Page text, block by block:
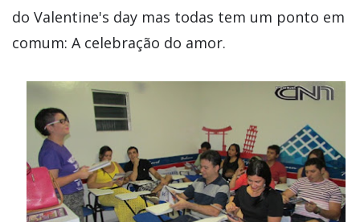
do Valentine's day mas todas tem um ponto em
comum: A celebração do amor.